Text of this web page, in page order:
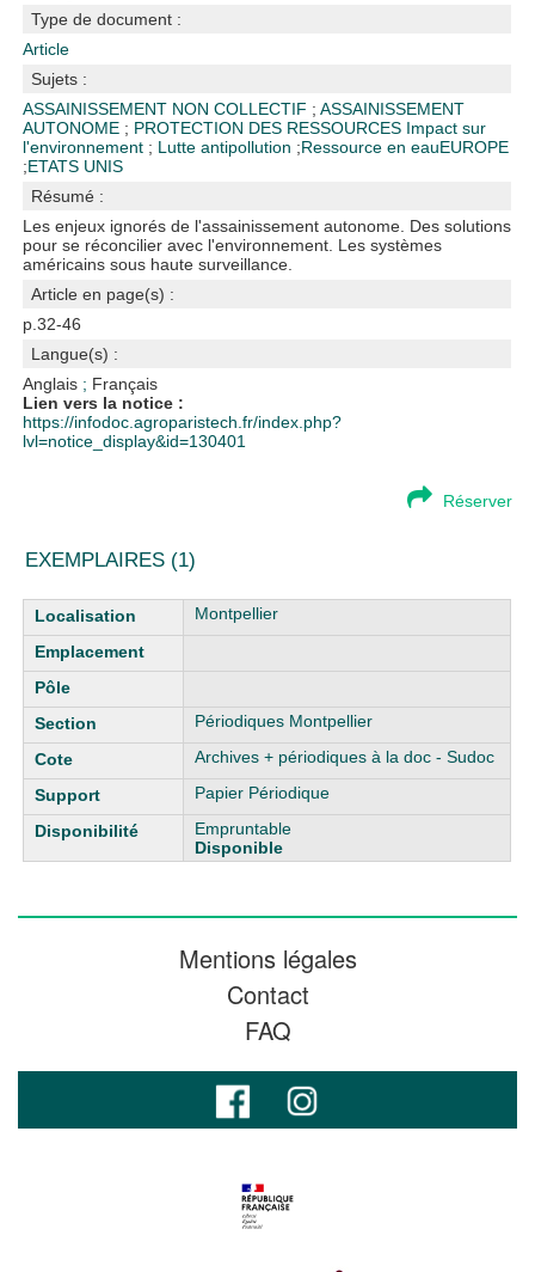
Type de document :
Article
Sujets :
ASSAINISSEMENT NON COLLECTIF ;ASSAINISSEMENT
AUTONOME ; PROTECTION DES RESSOURCES Impact sur
l'environnement ; Lutte antipollution ;Ressource en eauEUROPE
;ETATS UNIS
Résumé :
Les enjeux ignorés de l'assainissement autonome. Des solutions
pour se réconcilier avec l'environnement. Les systèmes
américains sous haute surveillance.
Article en page(s) :
p.32-46
Langue(s) :
Anglais ; Français
Lien vers la notice :
https://infodoc.agroparistech.fr/index.php?
lvl=notice_display&id=130401
Réserver
EXEMPLAIRES (1)
Liste des exemplaires Montpellier
Périodiques Montpellier
Archives + périodiques à la doc - Sudoc
Papier Périodique
Empruntable
Disponible
Mentions légales
Contact
FAQ